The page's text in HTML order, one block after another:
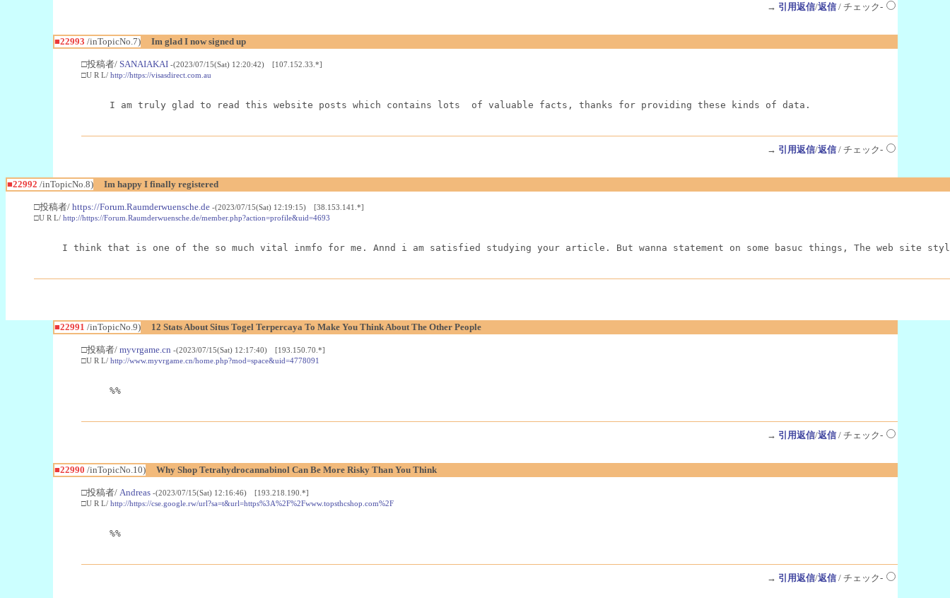
→ 引用返信/返信/ チェック-
■22993 /inTopicNo.7) Im glad I now signed up
□投稿者/ SANAIAKAI -(2023/07/15(Sat) 12:20:42) [107.152.33.*]
□U R L/ http://https://visasdirect.com.au
I am truly glad to read this website posts which contains lots  of valuable facts, thanks for providing these kinds of data.
→ 引用返信/返信/ チェック-
■22992 /inTopicNo.8) Im happy I finally registered
□投稿者/ https://Forum.Raumderwuensche.de -(2023/07/15(Sat) 12:19:15) [38.153.141.*]
□U R L/ http://https://Forum.Raumderwuensche.de/member.php?action=profile&uid=4693
I think that is one of the so much vital inmfo for me. Annd i am satisfied studying your article. But wanna statement on some basuc things, The web
■22991 /inTopicNo.9) 12 Stats About Situs Togel Terpercaya To Make You Think About The Other People
□投稿者/ myvrgame.cn -(2023/07/15(Sat) 12:17:40) [193.150.70.*]
□U R L/ http://www.myvrgame.cn/home.php?mod=space&uid=4778091
%%
→ 引用返信/返信/ チェック-
■22990 /inTopicNo.10) Why Shop Tetrahydrocannabinol Can Be More Risky Than You Think
□投稿者/ Andreas -(2023/07/15(Sat) 12:16:46) [193.218.190.*]
□U R L/ http://https://cse.google.rw/url?sa=t&url=https%3A%2F%2Fwww.topsthcshop.com%2F
%%
→ 引用返信/返信/ チェック-